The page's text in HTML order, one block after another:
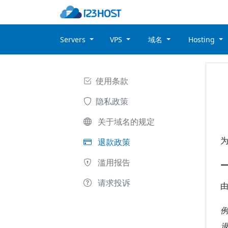
Servers VPS 域名 Hosting
使用条款
隐私政策
关于域名的规定
退款政策
滥用报告
请求投诉